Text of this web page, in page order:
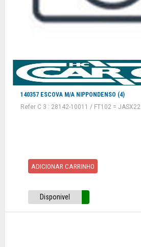
140357 ESCOVA M/A NIPPONDENSO (4)
Refer C 3 : 28142-10011 / FT102 = JASX22
ADICIONAR CARRINHO
Disponivel